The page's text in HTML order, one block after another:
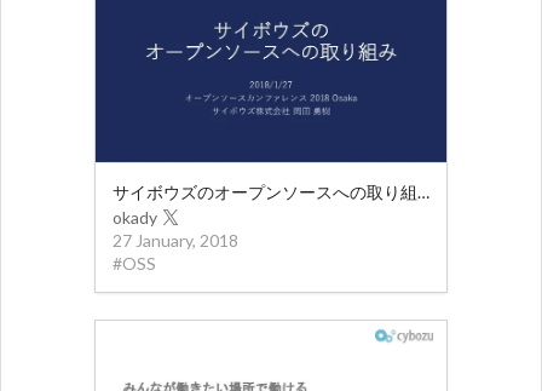
サイボウズのオープンソースへの取り組み
okady
27 January, 2018
#OSS